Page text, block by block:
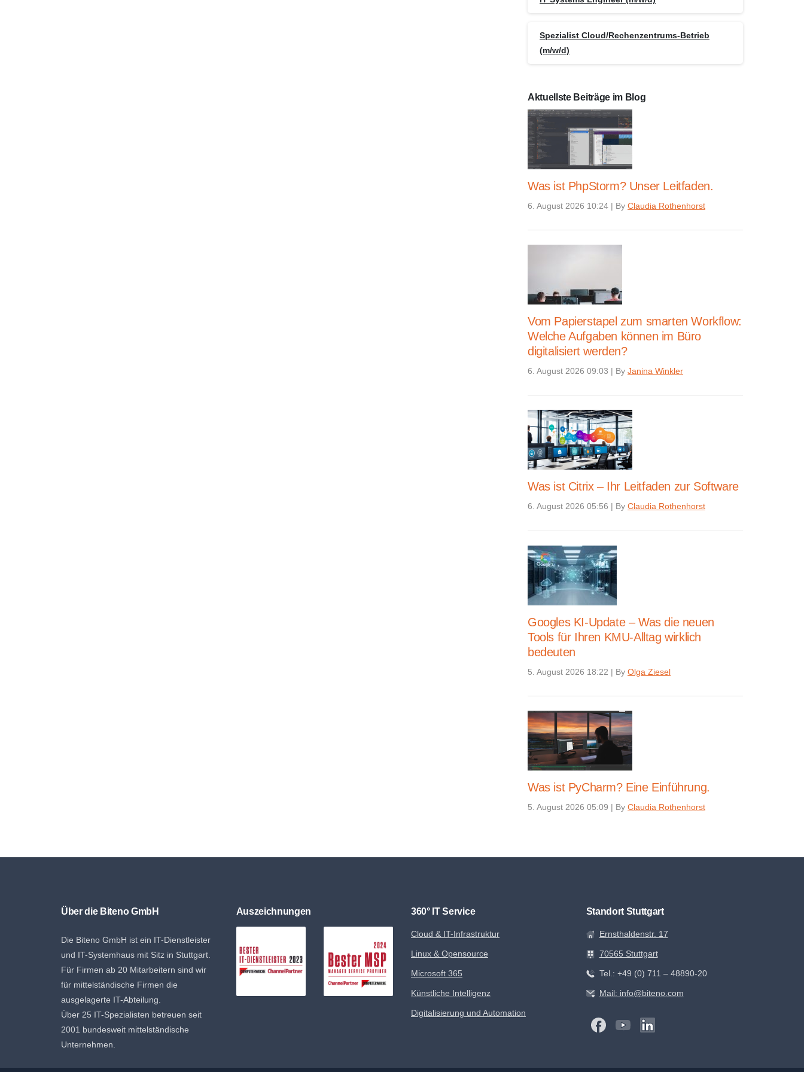
Spezialist Cloud/Rechenzentrums-Betrieb
(m/w/d)
Aktuellste Beiträge im Blog
Was ist PhpStorm? Unser Leitfaden.
6. August 2026 10:24 | By Claudia Rothenhorst
Vom Papierstapel zum smarten Workflow:
Welche Aufgaben können im Büro
digitalisiert werden?
6. August 2026 09:03 | By Janina Winkler
Was ist Citrix – Ihr Leitfaden zur Software
6. August 2026 05:56 | By Claudia Rothenhorst
Googles KI-Update – Was die neuen
Tools für Ihren KMU-Alltag wirklich
bedeuten
5. August 2026 18:22 | By Olga Ziesel
Was ist PyCharm? Eine Einführung.
5. August 2026 05:09 | By Claudia Rothenhorst
Über die Biteno GmbH
Die Biteno GmbH ist ein IT-Dienstleister
und IT-Systemhaus mit Sitz in Stuttgart.
Für Firmen ab 20 Mitarbeitern sind wir
für mittelständische Firmen die
ausgelagerte IT-Abteilung.
Über 25 IT-Spezialisten betreuen seit
2001 bundesweit mittelständische
Unternehmen.
Auszeichnungen 360° IT Service
Cloud & IT-Infrastruktur
Linux & Opensource
Microsoft 365
Künstliche Intelligenz
Digitalisierung und Automation
Standort Stuttgart
Ernsthaldenstr. 17
70565 Stuttgart
Tel.: +49 (0) 711 – 48890-20
Mail: info@biteno.com